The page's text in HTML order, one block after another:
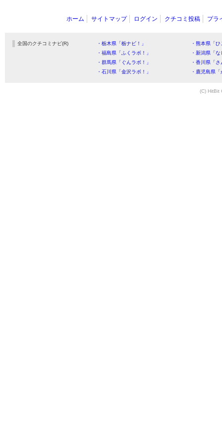
ホーム サイトマップ ログイン クチコミ投稿 プラ
全国のクチコミナビ(R) ・栃木県「栃ナビ！」
・熊本県「
・福島県「ふくラボ！」
・新潟県「
・群馬県「ぐんラボ！」
・香川県「
・石川県「金沢ラボ！」
・鹿児島県
(C) HitBit